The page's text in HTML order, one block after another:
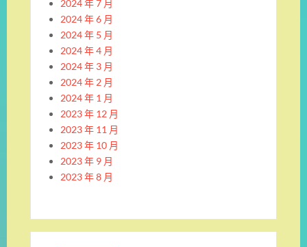
2024 年 7 月
2024 年 6 月
2024 年 5 月
2024 年 4 月
2024 年 3 月
2024 年 2 月
2024 年 1 月
2023 年 12 月
2023 年 11 月
2023 年 10 月
2023 年 9 月
2023 年 8 月